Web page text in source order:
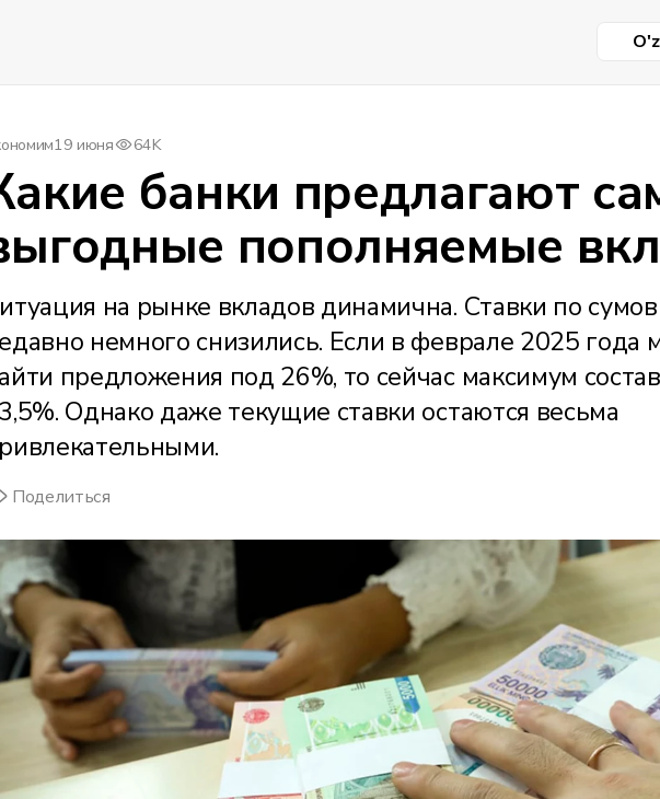
19 июня 64K
банки предлагают
пополняемые
на рынке вкладов динамична. Ставки по
немного снизились. Если в феврале 2025 года
предложения под 26%, то сейчас максимум
Однако даже текущие ставки остаются весьма
Поделиться